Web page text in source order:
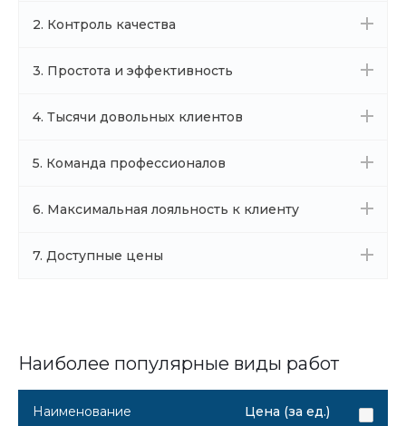
2. Контроль качества
3. Простота и эффективность
4. Тысячи довольных клиентов
5. Команда профессионалов
6. Максимальная лояльность к клиенту
7. Доступные цены
Наиболее популярные виды работ
Наименование Цена (за ед.)